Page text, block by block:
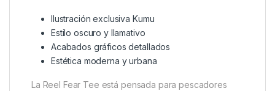
Ilustración exclusiva Kumu
Estilo oscuro y llamativo
Acabados gráficos detallados
Estética moderna y urbana
La Reel Fear Tee está pensada para pescadores